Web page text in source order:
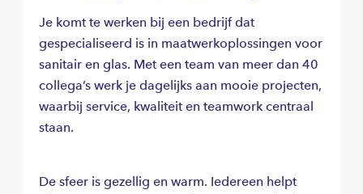
om douchecabines en ander sanitair te
installeren bij particulieren en bedrijven. Geen
dag is hetzelfde, en je werkt altijd van maandag
tot en met vrijdag – het weekend is helemaal van
jou!
Je komt te werken bij een bedrijf dat
gespecialiseerd is in maatwerkoplossingen voor
sanitair en glas. Met een team van meer dan 40
collega’s werk je dagelijks aan mooie projecten,
waarbij service, kwaliteit en teamwork centraal
staan.
De sfeer is gezellig en warm. Iedereen helpt